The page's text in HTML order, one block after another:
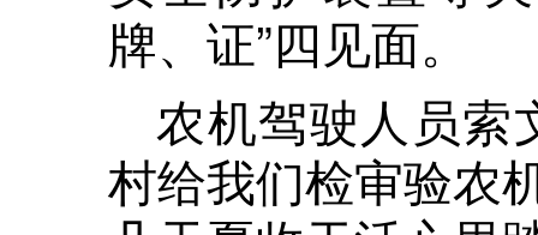
牌、证”四见面。
农机驾驶人员索
村给我们检审验农